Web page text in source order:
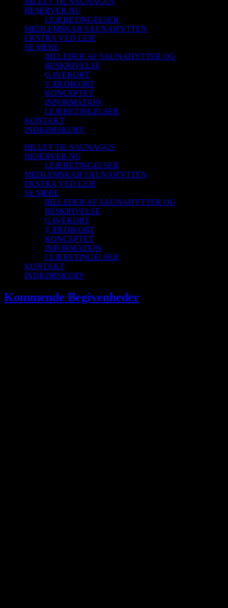
RESERVER NU
LEJEBETINGELSER
MEDLEMSKAB SAUNAHYTTEN
EKSTRA VED LEJE
SE MERE
BILLEDER AF SAUNAHYTTER OG
BESKRIVELSE
GAVEKORT
VÆRDIKORT
KONCEPTET
INFORMATION
LEJEBETINGELSER
KONTAKT
INDKØBSKURV
BILLET TIL SAUNAGUS
RESERVER NU
LEJEBETINGELSER
MEDLEMSKAB SAUNAHYTTEN
EKSTRA VED LEJE
SE MERE
BILLEDER AF SAUNAHYTTER OG
BESKRIVELSE
GAVEKORT
VÆRDIKORT
KONCEPTET
INFORMATION
LEJEBETINGELSER
KONTAKT
INDKØBSKURV
Kommende Begivenheder